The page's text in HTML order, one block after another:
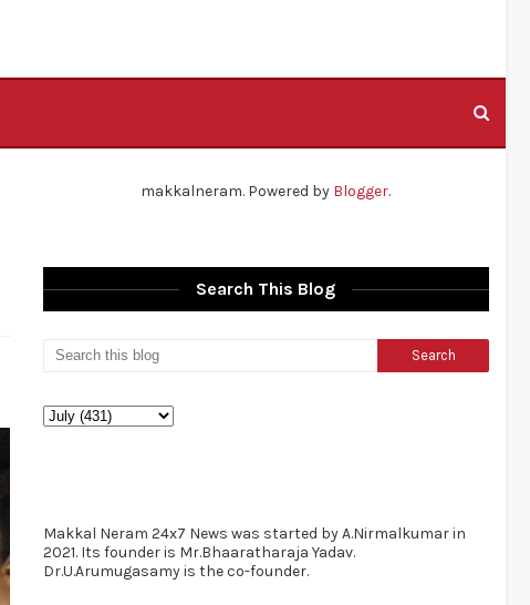
makkalneram. Powered by Blogger.
Search This Blog
Makkal Neram 24x7 News was started by A.Nirmalkumar in
2021. Its founder is Mr.Bhaaratharaja Yadav.
Dr.U.Arumugasamy is the co-founder.